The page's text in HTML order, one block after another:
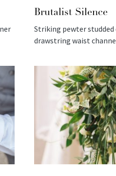
Brutalist Silence
Striking pewter
drawstring waist